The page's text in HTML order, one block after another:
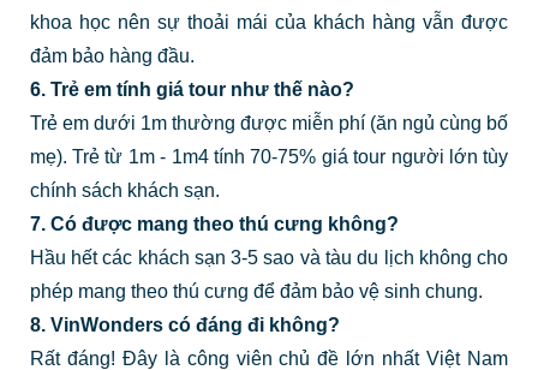
khoa học nên sự thoải mái của khách hàng vẫn được
đảm bảo hàng đầu.
6. Trẻ em tính giá tour như thế nào?
Trẻ em dưới 1m thường được miễn phí (ăn ngủ cùng bố
mẹ). Trẻ từ 1m - 1m4 tính 70-75% giá tour người lớn tùy
chính sách khách sạn.
7. Có được mang theo thú cưng không?
Hầu hết các khách sạn 3-5 sao và tàu du lịch không cho
phép mang theo thú cưng để đảm bảo vệ sinh chung.
8. VinWonders có đáng đi không?
Rất đáng! Đây là công viên chủ đề lớn nhất Việt Nam